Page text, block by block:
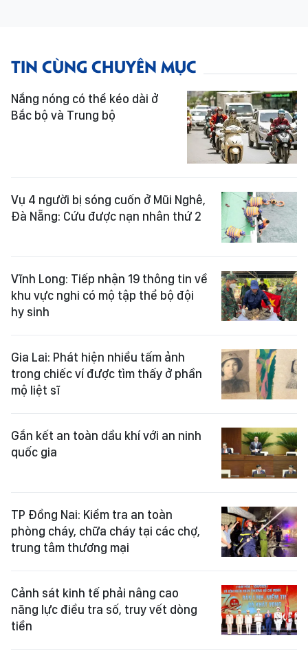
TIN CÙNG CHUYÊN MỤC
Nắng nóng có thể kéo dài ở
Bắc bộ và Trung bộ
Vụ 4 người bị sóng cuốn ở Mũi Nghê,
Đà Nẵng: Cứu được nạn nhân thứ 2
Vĩnh Long: Tiếp nhận 19 thông tin về
khu vực nghi có mộ tập thể bộ đội
hy sinh
Gia Lai: Phát hiện nhiều tấm ảnh
trong chiếc ví được tìm thấy ở phần
mộ liệt sĩ
Gắn kết an toàn dầu khí với an ninh
quốc gia
TP Đồng Nai: Kiểm tra an toàn
phòng cháy, chữa cháy tại các chợ,
trung tâm thương mại
Cảnh sát kinh tế phải nâng cao
năng lực điều tra số, truy vết dòng
tiền